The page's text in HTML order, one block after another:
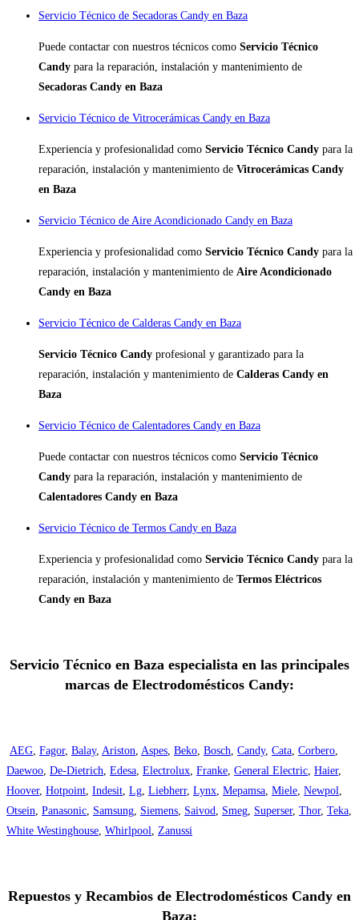
Servicio Técnico de Secadoras Candy en Baza
Puede contactar con nuestros técnicos como Servicio Técnico
Candy para la reparación, instalación y mantenimiento de
Secadoras Candy en Baza
Servicio Técnico de Vitrocerámicas Candy en Baza
Experiencia y profesionalidad como Servicio Técnico Candy para la
reparación, instalación y mantenimiento de Vitrocerámicas Candy
en Baza
Servicio Técnico de Aire Acondicionado Candy en Baza
Experiencia y profesionalidad como Servicio Técnico Candy para la
reparación, instalación y mantenimiento de Aire Acondicionado
Candy en Baza
Servicio Técnico de Calderas Candy en Baza
Servicio Técnico Candy profesional y garantizado para la
reparación, instalación y mantenimiento de Calderas Candy en
Baza
Servicio Técnico de Calentadores Candy en Baza
Puede contactar con nuestros técnicos como Servicio Técnico
Candy para la reparación, instalación y mantenimiento de
Calentadores Candy en Baza
Servicio Técnico de Termos Candy en Baza
Experiencia y profesionalidad como Servicio Técnico Candy para la
reparación, instalación y mantenimiento de Termos Eléctricos
Candy en Baza
Servicio Técnico en Baza especialista en las principales
marcas de Electrodomésticos Candy:
AEG, Fagor, Balay, Ariston, Aspes, Beko, Bosch, Candy, Cata, Corbero,
Daewoo, De-Dietrich, Edesa, Electrolux, Franke, General Electric, Haier,
Hoover, Hotpoint, Indesit, Lg, Liebherr, Lynx, Mepamsa, Miele, Newpol,
Otsein, Panasonic, Samsung, Siemens, Saivod, Smeg, Superser, Thor, Teka,
White Westinghouse, Whirlpool, Zanussi
Repuestos y Recambios de Electrodomésticos Candy en
Baza: